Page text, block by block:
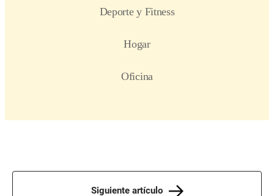
Siguiente artículo